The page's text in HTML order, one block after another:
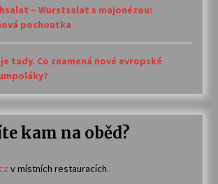
– Wurstsalat s majonézou:
pochoutka
tady. Co znamená nové evropské
kam na oběd?
v místních restauracích.